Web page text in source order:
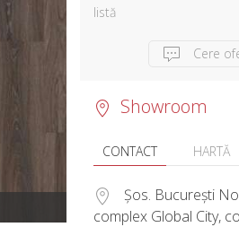
listă
Cere
Showroom
CONTACT HARTĂ
Șos. București
complex Global City,